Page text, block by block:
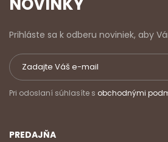
NOVINKY
Prihláste sa k odberu noviniek, aby
Pri odoslaní súhlasíte s obchodnými
PREDAJŇA